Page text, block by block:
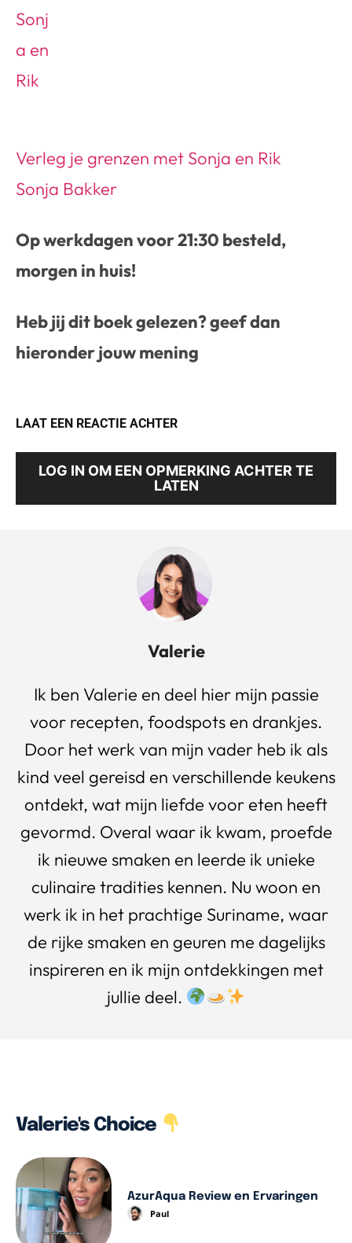
Verleg je grenzen met Sonja en Rik
Sonja Bakker
Op werkdagen voor 21:30 besteld,
morgen in huis!
Heb jij dit boek gelezen? geef dan
hieronder jouw mening
LAAT EEN REACTIE ACHTER
LOG IN OM EEN OPMERKING ACHTER TE
LATEN
Valerie
Ik ben Valerie en deel hier mijn passie
voor recepten, foodspots en drankjes.
Door het werk van mijn vader heb ik als
kind veel gereisd en verschillende keukens
ontdekt, wat mijn liefde voor eten heeft
gevormd. Overal waar ik kwam, proefde
ik nieuwe smaken en leerde ik unieke
culinaire tradities kennen. Nu woon en
werk ik in het prachtige Suriname, waar
de rijke smaken en geuren me dagelijks
inspireren en ik mijn ontdekkingen met
jullie deel.
Valerie's Choice
AzurAqua Review en Ervaringen
Paul